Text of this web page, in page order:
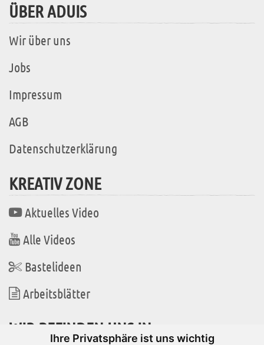
Ihre Privatsphäre ist uns wichtig
ÜBER ADUIS
Wir über uns
Jobs
Impressum
AGB
Datenschutzerklärung
KREATIV ZONE
Aktuelles Video
Alle Videos
Bastelideen
Arbeitsblätter
WIR BEFINDEN UNS IN